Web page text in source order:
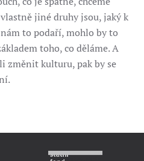
jiné druhy jsou, jaký k
to podaří, mohlo by to
toho, co děláme. A
změnit kulturu, pak by se